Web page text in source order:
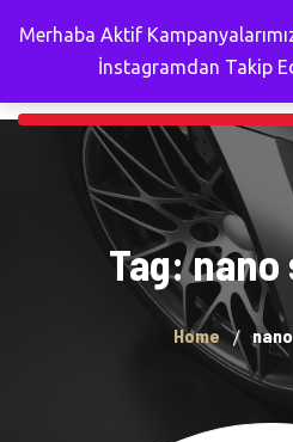
Tag:
Home
Merhaba Aktif
İnstagramdan Takip